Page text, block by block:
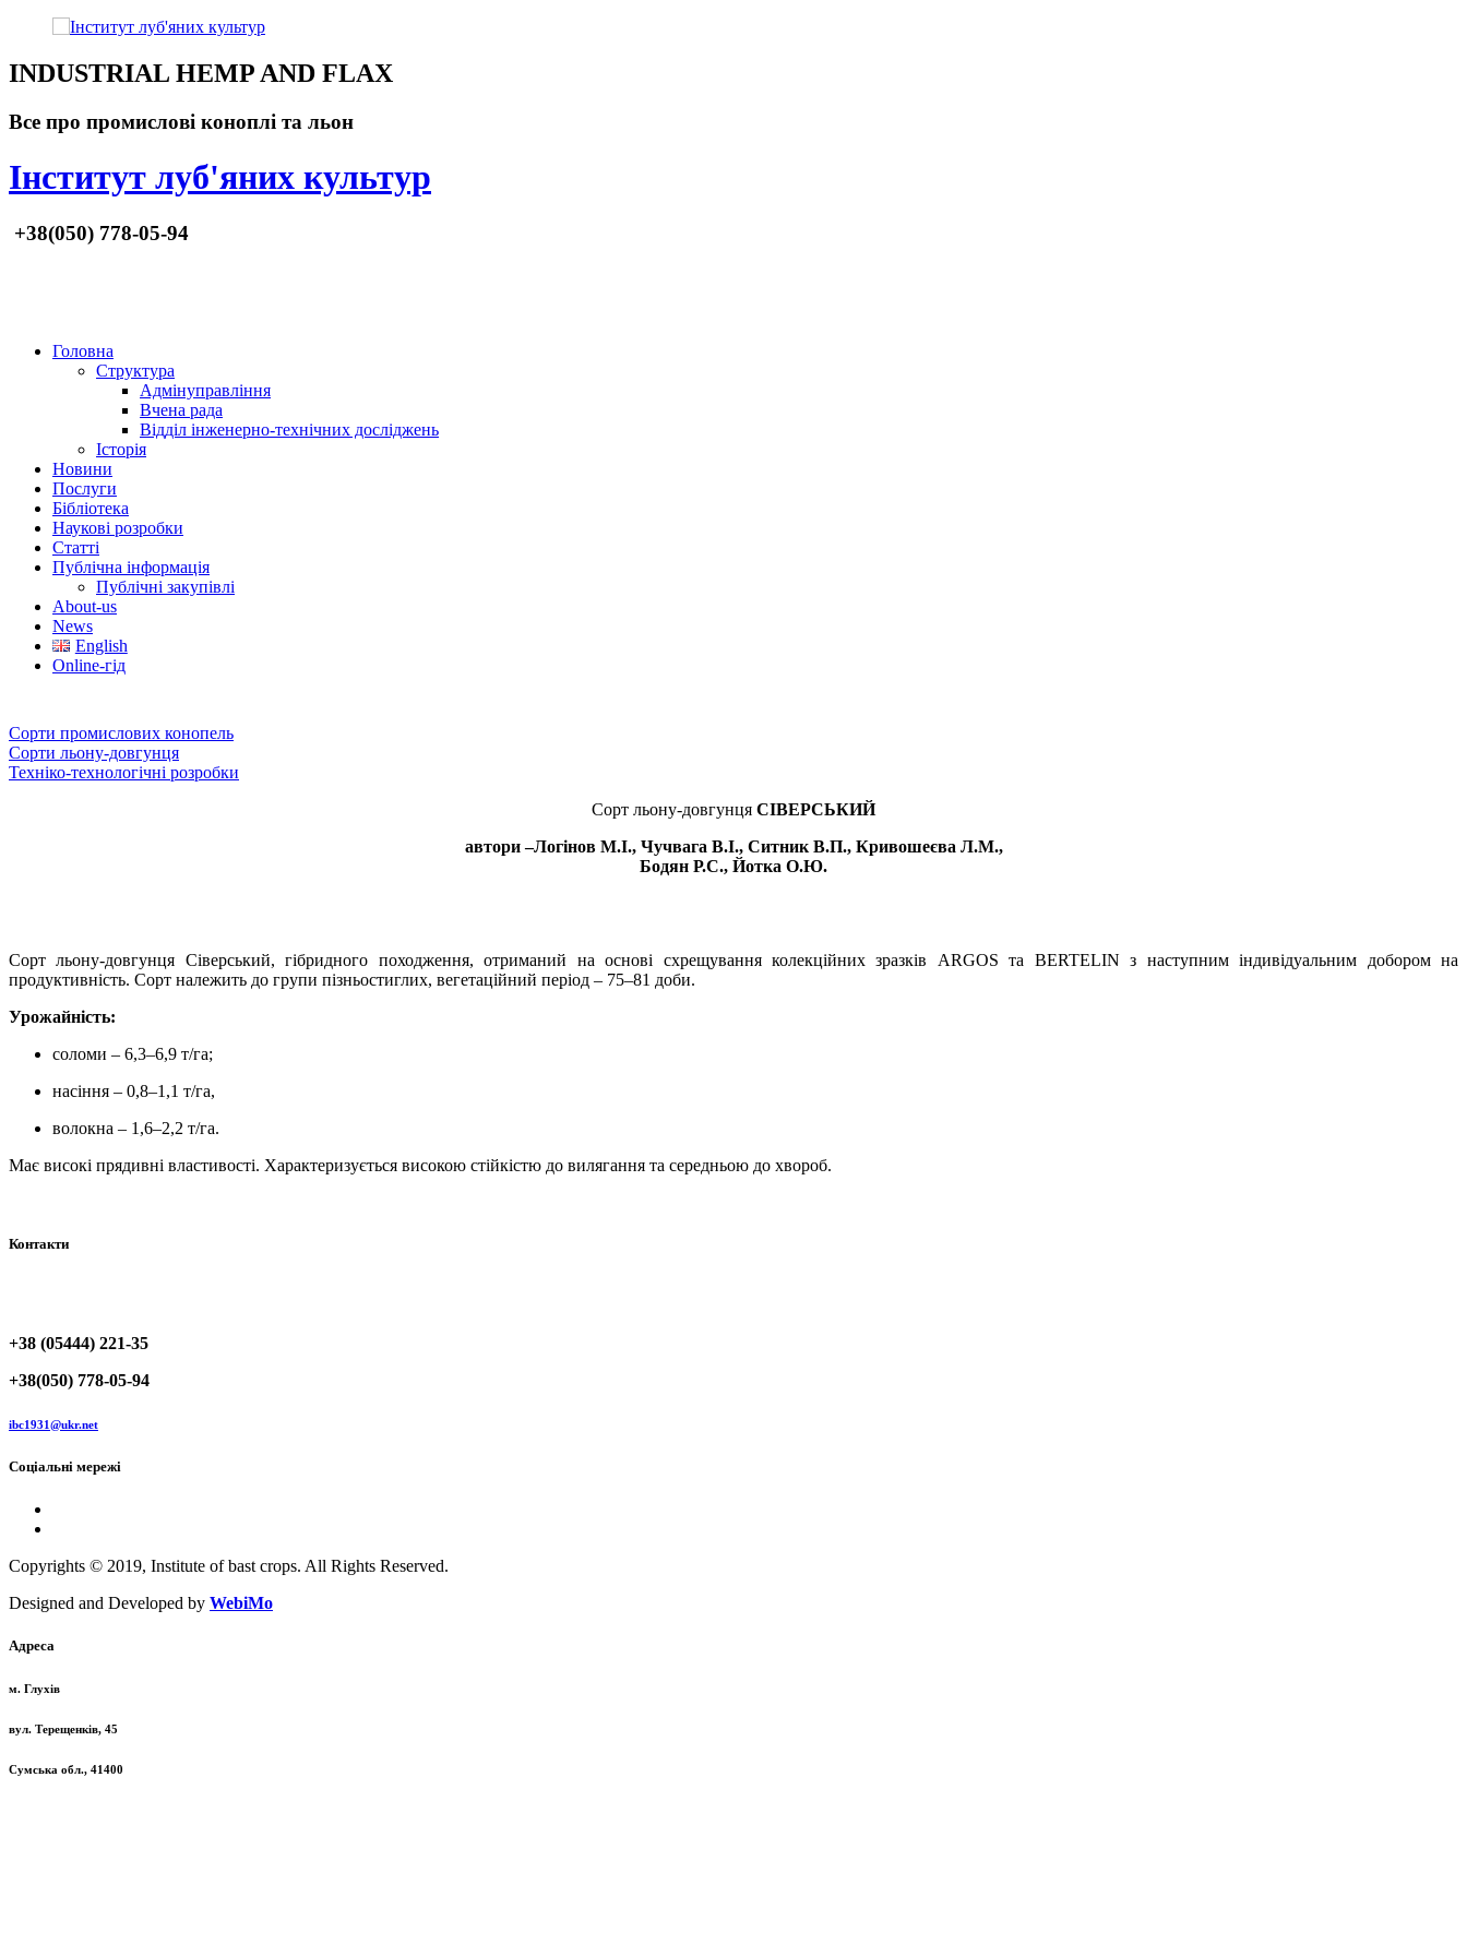
INDUSTRIAL HEMP AND FLAX
Все про промислові коноплі та льон
Інститут луб'яних культур
+38(050) 778-05-94
Головна
Структура
Адмінуправління
Вчена рада
Відділ інженерно-технічних досліджень
Історія
Новини
Послуги
Бібліотека
Наукові розробки
Статті
Публічна інформація
Публічні закупівлі
About-us
News
English
Online-гід
Сорти промислових конопель
Сорти льону-довгунця
Техніко-технологічні розробки
Сорт льону-довгунця СІВЕРСЬКИЙ
автори–Логінов М.І., Чучвага В.І., Ситник В.П., Кривошеєва Л.М.,
Бодян Р.С., Йотка О.Ю.
Сорт льону-довгунця Сіверський, гібридного походження, отриманий на основі схрещування колекційних зразків ARGOS та BERTELIN з наступним індивідуальним добором на
продуктивність. Сорт належить до групи пізньостиглих, вегетаційний період – 75–81 доби.
Урожайність:
соломи – 6,3–6,9 т/га;
насіння – 0,8–1,1 т/га,
волокна – 1,6–2,2 т/га.
Має високі прядивні властивості. Характеризується високою стійкістю до вилягання та середньою до хвороб.
Контакти
+38 (05444) 221-35
+38(050) 778-05-94
ibc1931@ukr.net
Соціальні мережі
Copyrights © 2019, Institute of bast crops. All Rights Reserved.
Designed and Developed by WebiMo
Адреса
м. Глухів
вул. Терещенків, 45
Сумська обл., 41400